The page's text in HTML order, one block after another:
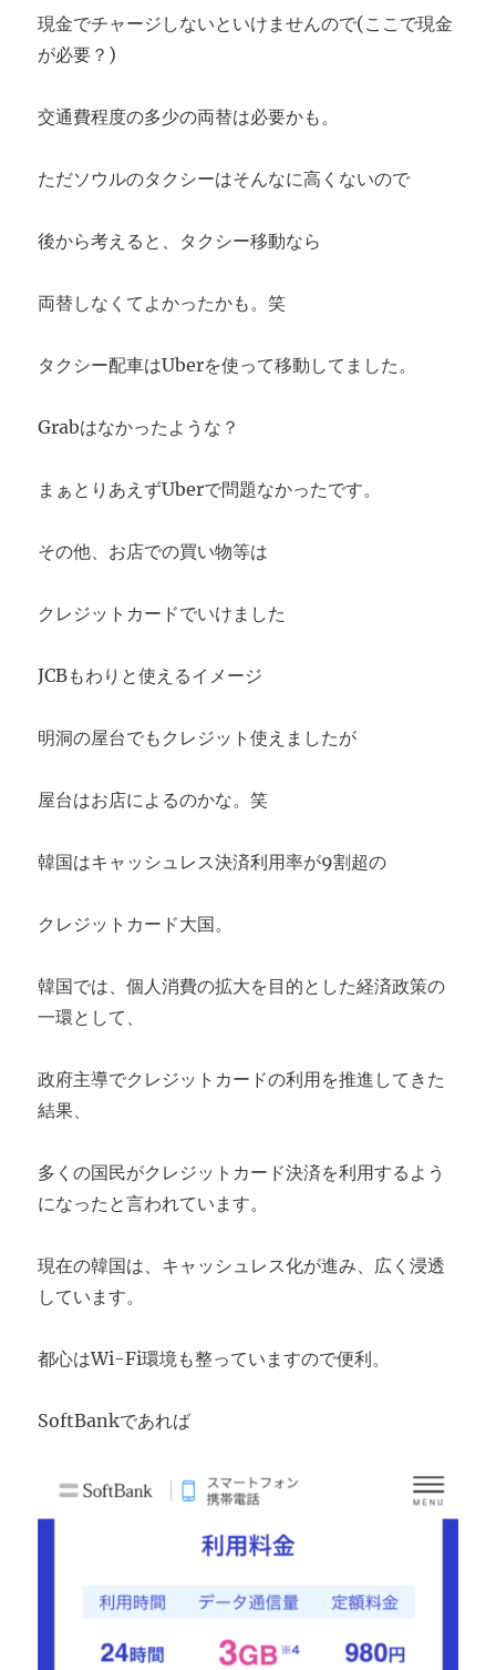
現金でチャージしないといけませんので(ここで現金
が必要？)
交通費程度の多少の両替は必要かも。
ただソウルのタクシーはそんなに高くないので
後から考えると、タクシー移動なら
両替しなくてよかったかも。笑
タクシー配車はUberを使って移動してました。
Grabはなかったような？
まぁとりあえずUberで問題なかったです。
その他、お店での買い物等は
クレジットカードでいけました
JCBもわりと使えるイメージ
明洞の屋台でもクレジット使えましたが
屋台はお店によるのかな。笑
韓国はキャッシュレス決済利用率が9割超の
クレジットカード大国。
韓国では、個人消費の拡大を目的とした経済政策の
一環として、
政府主導でクレジットカードの利用を推進してきた
結果、
多くの国民がクレジットカード決済を利用するよう
になったと言われています。
現在の韓国は、キャッシュレス化が進み、広く浸透
しています。
都心はWi-Fi環境も整っていますので便利。
SoftBankであれば